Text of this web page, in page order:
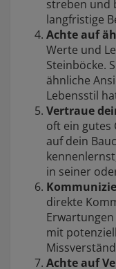
streben und
langfristige
Achte auf
Werte und
Steinböcke.
ähnliche
Lebensstil
Vertraue
oft ein gutes
auf dein
in seiner
direkte
mit
Achte auf